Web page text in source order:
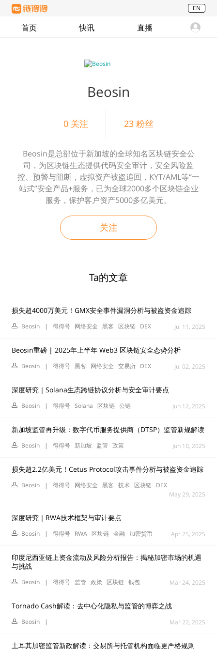
EN
首页 快讯 直播
Beosin
0关注 23 粉丝
Beosin是总部位于新加坡的全球知名区块链安全公
司，为区块链生态提供代码安全审计，安全风险监
控、预警与阻断，虚拟资产被盗追回，KYT/AML等“一
站式”安全产品+服务，已为全球2000多个区块链企业
服务，保护客户资产5000多亿美元。
关注
Ta的文章
损失超4000万美元！GMX安全事件漏洞分析与被盗资金追踪
Beosin | 得得号 网络安全 黑客 区块链 DEX Jul 11, 2025
Beosin重磅 | 2025年上半年 Web3 区块链安全态势分析
Beosin | 得得号 黑客 网络安全 交易所 DEX Jul 02, 2025
深度研究｜Solana生态跨链协议分析与安全审计要点
Beosin | 得得号 Solana 区块链 公链 Jun 12, 2025
新加坡监管再升级：数字代币服务提供商（DTSP）监管新规解读
Beosin | 得得号 新加坡 监管 政策 Jun 10, 2025
损失超2.2亿美元！Cetus Protocol攻击事件分析与被盗资金追踪
Beosin | 得得号 网络安全 黑客 技术 区块链 DEX
May 29, 2025
深度研究｜RWA技术框架与审计要点
Beosin | 得得号 RWA 区块链 金融 加密货币 Apr 25, 2025
印度尼西亚链上资金流动及风险分析报告：揭秘加密市场的机遇
与挑战
Beosin | 得得号 监管 政策 区块链 钱包 Mar 24, 2025
Tornado Cash解读：去中心化隐私与监管的博弈之战
Beosin | Mar 22, 2025
土耳其加密监管新政解读：交易所与托管机构面临更严格规则